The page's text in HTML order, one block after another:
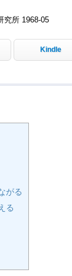
究所 1968-05
Kindle
がる
る